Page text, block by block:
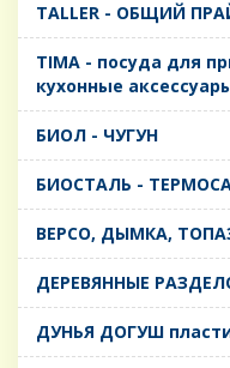
TALLER - ОБЩИЙ
TIMA - посуда для
кухонные
БИОЛ - ЧУГУН
БИОСТАЛЬ -
ВЕРСО, ДЫМКА,
ДЕРЕВЯННЫЕ
ДУНЬЯ ДОГУШ